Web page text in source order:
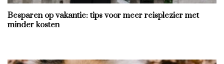
Besparen op vakantie: tips voor meer reisplezier met
minder kosten